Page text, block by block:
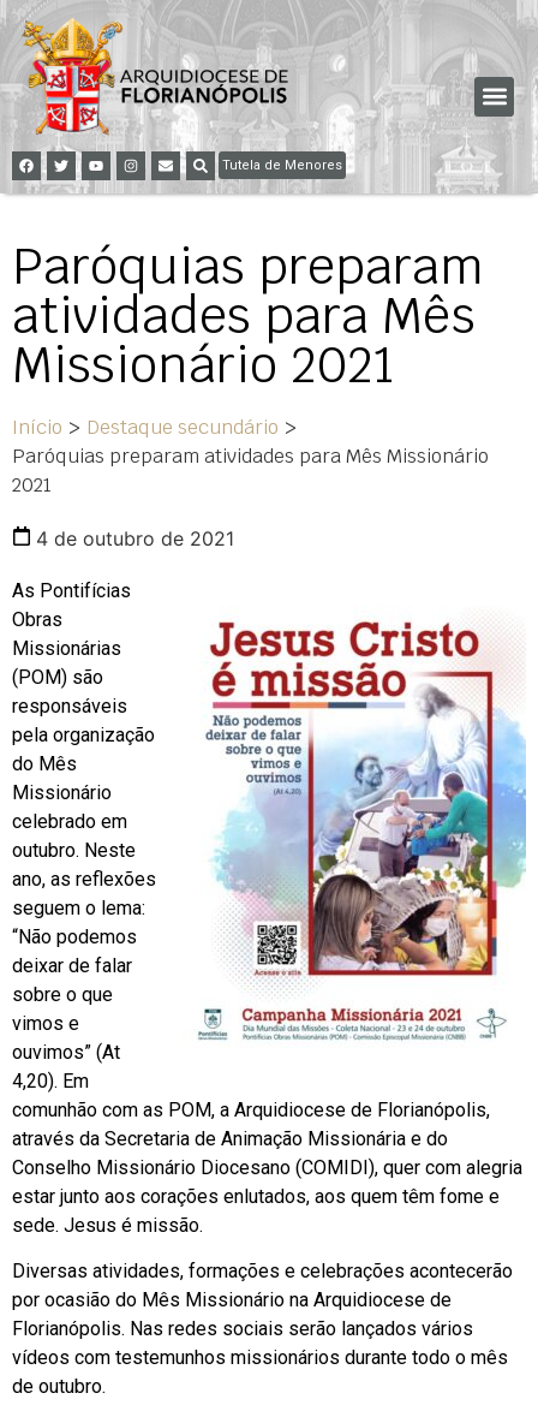
Tutela de Menores
Paróquias preparam
atividades para Mês
Missionário 2021
Início > Destaque secundário >
Paróquias preparam atividades para Mês Missionário
2021
4 de outubro de 2021
As Pontifícias
Obras
Missionárias
(POM) são
responsáveis
pela organização
do Mês
Missionário
celebrado em
outubro. Neste
ano, as reflexões
seguem o lema:
“Não podemos
deixar de falar
sobre o que
vimos e
ouvimos” (At
4,20). Em
comunhão com as POM, a Arquidiocese de Florianópolis,
através da Secretaria de Animação Missionária e do
Conselho Missionário Diocesano (COMIDI), quer com alegria
estar junto aos corações enlutados, aos quem têm fome e
sede. Jesus é missão.
Diversas atividades, formações e celebrações acontecerão
por ocasião do Mês Missionário na Arquidiocese de
Florianópolis. Nas redes sociais serão lançados vários
vídeos com testemunhos missionários durante todo o mês
de outubro.